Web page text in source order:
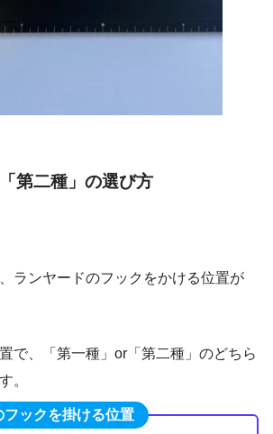
第二種」の選び方
ランヤードのフックをかける位置が
で、「第一種」or「第二種」のどちら
。
フックを掛ける位置